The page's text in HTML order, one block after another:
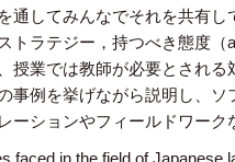
通してみんなでそれを共有
トラテジー，持つべき態度
授業では教師が必要とされ
事例を挙げながら説明し、
ーションやフィールドワーク
faced in the field of